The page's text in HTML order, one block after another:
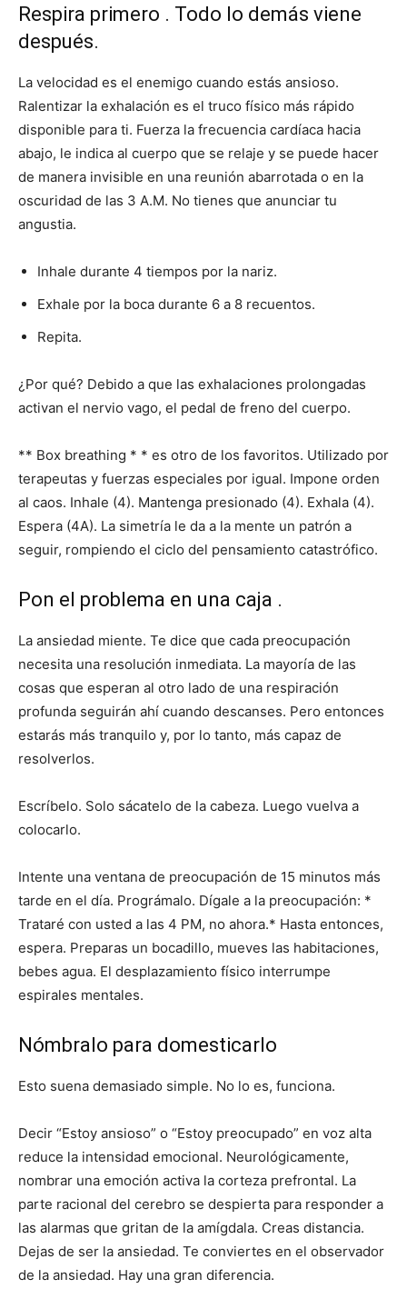
Respira primero . Todo lo demás viene
después.
La velocidad es el enemigo cuando estás ansioso.
Ralentizar la exhalación es el truco físico más rápido
disponible para ti. Fuerza la frecuencia cardíaca hacia
abajo, le indica al cuerpo que se relaje y se puede hacer
de manera invisible en una reunión abarrotada o en la
oscuridad de las 3 A.M. No tienes que anunciar tu
angustia.
Inhale durante 4 tiempos por la nariz.
Exhale por la boca durante 6 a 8 recuentos.
Repita.
¿Por qué? Debido a que las exhalaciones prolongadas
activan el nervio vago, el pedal de freno del cuerpo.
** Box breathing * * es otro de los favoritos. Utilizado por
terapeutas y fuerzas especiales por igual. Impone orden
al caos. Inhale (4). Mantenga presionado (4). Exhala (4).
Espera (4A). La simetría le da a la mente un patrón a
seguir, rompiendo el ciclo del pensamiento catastrófico.
Pon el problema en una caja .
La ansiedad miente. Te dice que cada preocupación
necesita una resolución inmediata. La mayoría de las
cosas que esperan al otro lado de una respiración
profunda seguirán ahí cuando descanses. Pero entonces
estarás más tranquilo y, por lo tanto, más capaz de
resolverlos.
Escríbelo. Solo sácatelo de la cabeza. Luego vuelva a
colocarlo.
Intente una ventana de preocupación de 15 minutos más
tarde en el día. Prográmalo. Dígale a la preocupación: *
Trataré con usted a las 4 PM, no ahora.* Hasta entonces,
espera. Preparas un bocadillo, mueves las habitaciones,
bebes agua. El desplazamiento físico interrumpe
espirales mentales.
Nómbralo para domesticarlo
Esto suena demasiado simple. No lo es, funciona.
Decir “Estoy ansioso” o “Estoy preocupado” en voz alta
reduce la intensidad emocional. Neurológicamente,
nombrar una emoción activa la corteza prefrontal. La
parte racional del cerebro se despierta para responder a
las alarmas que gritan de la amígdala. Creas distancia.
Dejas de ser la ansiedad. Te conviertes en el observador
de la ansiedad. Hay una gran diferencia.